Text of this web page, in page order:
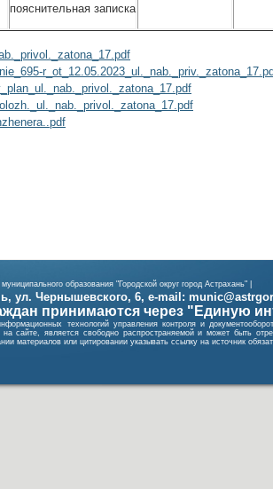
пояснительная записка
образования "Городской округ город Астрахань" |
ул. Чернышевского, 6, e-mail:
принимаются через "Единую
технологий управления контроля и
сайте, является свободно распространяемой и может быть
материалов или цитировании указывать ссылку на источник